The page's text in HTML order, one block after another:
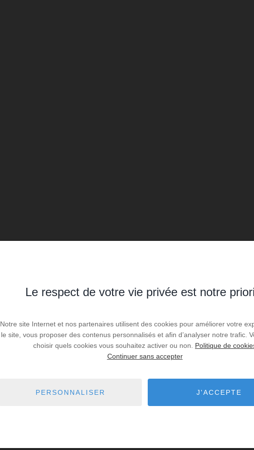
Le respect de votre vie privée est notre
Notre site Internet et nos partenaires utilisent des cookies pour améliorer votre
le site, vous proposer des contenus personnalisés et afin d’analyser notre trafic.
choisir quels cookies vous souhaitez activer ou non. Politique de
Continuer sans accepter
PERSONNALISER J'ACCEPTE